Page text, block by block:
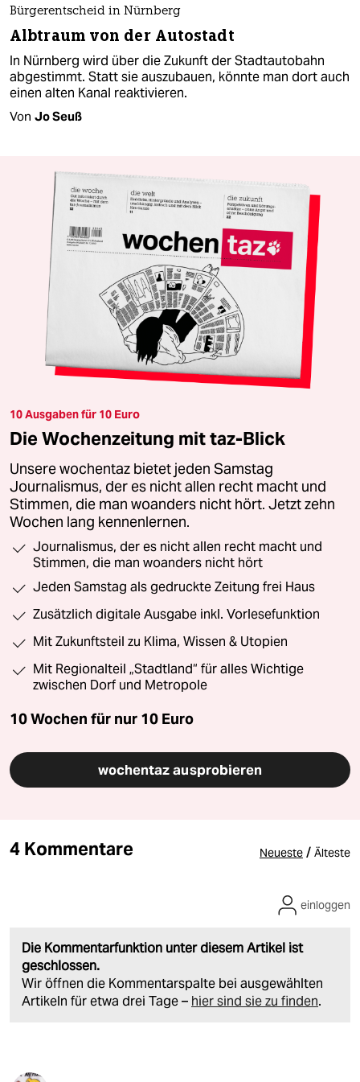
Bürgerentscheid in Nürnberg
Albtraum von der Autostadt
In Nürnberg wird über die Zukunft der Stadtautobahn
abgestimmt. Statt sie auszubauen, könnte man dort auch
einen alten Kanal reaktivieren.
Von Jo Seuß
10 Ausgaben für 10 Euro
Die Wochenzeitung mit taz-Blick
Unsere wochentaz bietet jeden Samstag
Journalismus, der es nicht allen recht macht und
Stimmen, die man woanders nicht hört. Jetzt zehn
Wochen lang kennenlernen.
Journalismus, der es nicht allen recht macht und
Stimmen, die man woanders nicht hört
Jeden Samstag als gedruckte Zeitung frei Haus
Zusätzlich digitale Ausgabe inkl. Vorlesefunktion
Mit Zukunftsteil zu Klima, Wissen & Utopien
Mit Regionalteil „Stadtland“ für alles Wichtige
zwischen Dorf und Metropole
10 Wochen für nur 10 Euro
wochentaz ausprobieren
4 Kommentare Neueste / Älteste
Die Kommentarfunktion unter diesem Artikel ist
geschlossen.
Wir öffnen die Kommentarspalte bei ausgewählten
Artikeln für etwa drei Tage – hier sind sie zu finden.
einloggen